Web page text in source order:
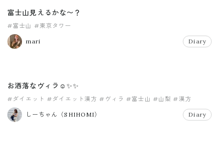
富士山見えるかな〜？
#富士山 #東京タワー
mari Diary
お洒落なヴィラ☺️✨✨
#ダイエット #ダイエット漢方 #ヴィラ #富士山 #山梨 #漢方
しーちゃん（SHIHOMI） Diary